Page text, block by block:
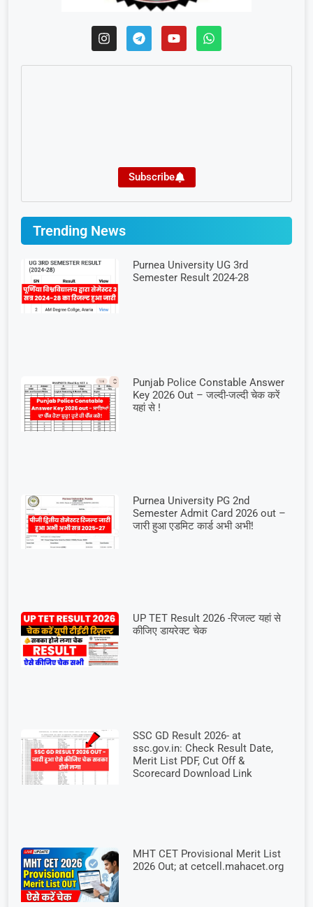
Subscribe
Trending News
Purnea University UG 3rd
Semester Result 2024-28
Punjab Police Constable Answer
Key 2026 Out – जल्दी-जल्दी चेक करें
यहां से !
Purnea University PG 2nd
Semester Admit Card 2026 out –
जारी हुआ एडमिट कार्ड अभी अभी!
UP TET Result 2026 -रिजल्ट यहां से
कीजिए डायरेक्ट चेक
SSC GD Result 2026- at
ssc.gov.in: Check Result Date,
Merit List PDF, Cut Off &
Scorecard Download Link
MHT CET Provisional Merit List
2026 Out; at cetcell.mahacet.org